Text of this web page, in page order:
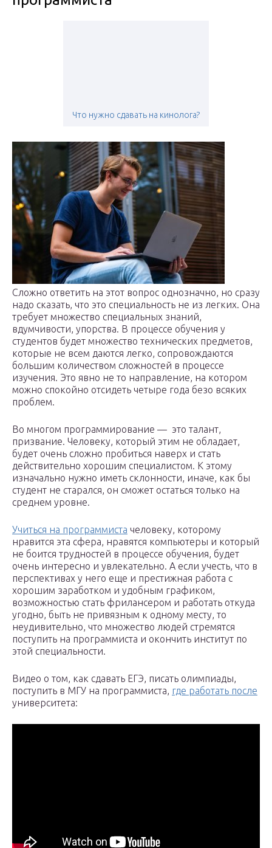
Что нужно сдавать на кинолога?
Сложно ответить на этот вопрос однозначно, но сразу
надо сказать, что это специальность не из легких. Она
требует множество специальных знаний,
вдумчивости, упорства. В процессе обучения у
студентов будет множество технических предметов,
которые не всем даются легко, сопровождаются
большим количеством сложностей в процессе
изучения. Это явно не то направление, на котором
можно спокойно отсидеть четыре года безо всяких
проблем.
Во многом программирование — это талант,
призвание. Человеку, который этим не обладает,
будет очень сложно пробиться наверх и стать
действительно хорошим специалистом. К этому
изначально нужно иметь склонности, иначе, как бы
студент не старался, он сможет остаться только на
среднем уровне.
Учиться на программиста человеку, которому
нравится эта сфера, нравятся компьютеры и который
не боится трудностей в процессе обучения, будет
очень интересно и увлекательно. А если учесть, что в
перспективах у него еще и престижная работа с
хорошим заработком и удобным графиком,
возможностью стать фрилансером и работать откуда
угодно, быть не привязным к одному месту, то
неудивительно, что множество людей стремятся
поступить на программиста и окончить институт по
этой специальности.
Видео о том, как сдавать ЕГЭ, писать олимпиады,
поступить в МГУ на программиста, где работать после
университета: